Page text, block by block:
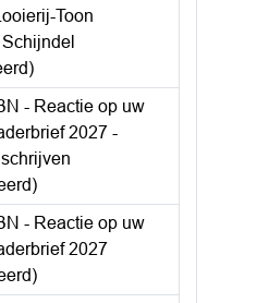
Toon
- Reactie op uw
2027 -
- Reactie op uw
2027